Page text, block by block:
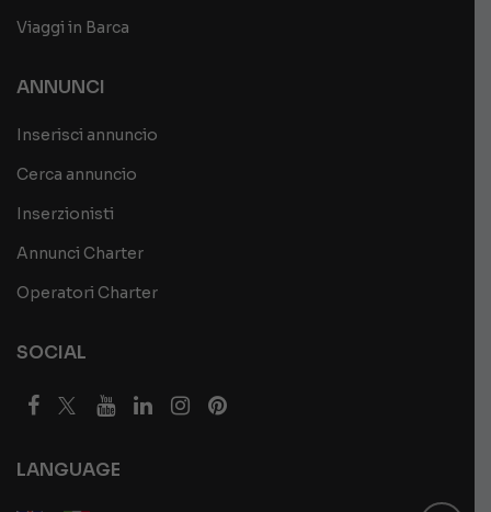
Viaggi in Barca
ANNUNCI
Inserisci annuncio
Cerca annuncio
Inserzionisti
Annunci Charter
Operatori Charter
SOCIAL
LANGUAGE